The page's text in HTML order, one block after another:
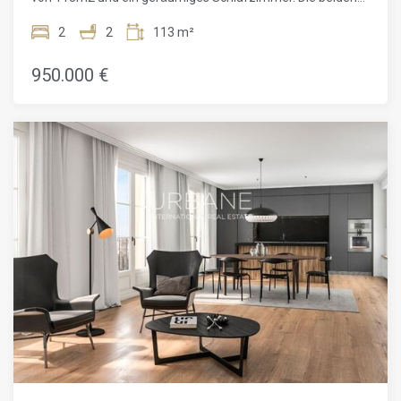
verfügt über sechs symmetrische Fenster, die auf die von
blicken. Es gibt auch eine lange Terrasse mit Sonnenlicht für
ein paar Stunden am Tag. Die offene Architektur wird von
vollständig für das zeitgenössische Leben umgestaltet.
Zwei neue Lichtschächte mit Glaswänden durchziehen das
Gebäude vertikal. Sie bringen die Helligkeit des
mediterranen Klimas von Barcelona auf allen Ebenen nach
innen. Sie bieten auch ab dem vierten Stockwerk einen
ununterbrochenen Panoramablick auf die Stadt. Der
ursprüngliche Lichtschacht des Gebäudes wurde ebenfalls
erhalten und in den neuen Designs erweitert, was das Maß
an natürlichem Licht weiter erhöht. Im Inneren ersetzen
Säulen die Tragwände und erweitern die offenen
Wohnbereiche. Sechs große, symmetrische Fenster zur
Straße hin beleuchten die Wohnungen auf der Girona-
Straße. Auf der anderen Seite des Gebäudes bieten die
großen Fenster einen Blick auf die alte Mühle und den
ruhigen Innenhof. Dieses Projekt ist perfekt positioniert, um
2 2 113 m²
950.000 €